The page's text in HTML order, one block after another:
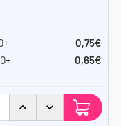
0,75€
0,65€